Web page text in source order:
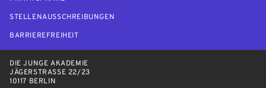
STELLENAUSSCHREIBUNGEN
BARRIEREFREIHEIT
DIE JUNGE AKADEMIE
JÄGERSTRASSE 22/23
10117 BERLIN